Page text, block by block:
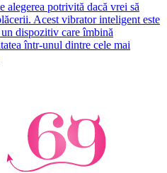
alegerea potrivită dacă vrei să
Acest vibrator inteligent este
dispozitiv care îmbină
într-unul dintre cele mai